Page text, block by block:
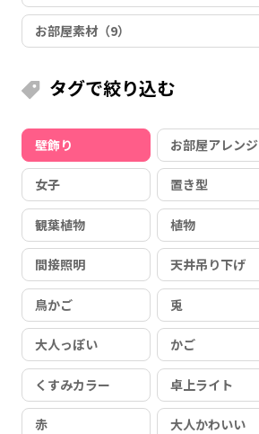
お部屋素材（9）
タグで絞り込む
壁飾り お部屋アレンジ
女子 置き型
観葉植物 植物
間接照明 天井吊り下げ
鳥かご 兎
大人っぽい かご
くすみカラー 卓上ライト
赤 大人かわいい